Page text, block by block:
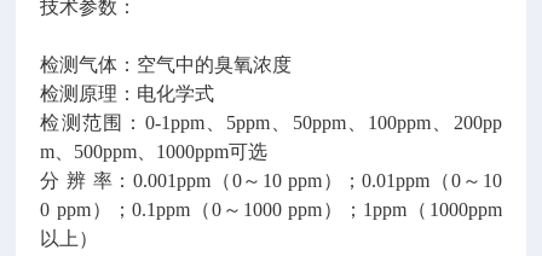
技术参数：
检测气体：空气中的臭氧浓度
检测原理：电化学式
检测范围：0-1ppm、5ppm、50ppm、100ppm、200pp
m、500ppm、1000ppm可选
分 辨 率：0.001ppm（0～10 ppm）；0.01ppm（0～10
0 ppm）；0.1ppm（0～1000 ppm）；1ppm（1000ppm
以上）